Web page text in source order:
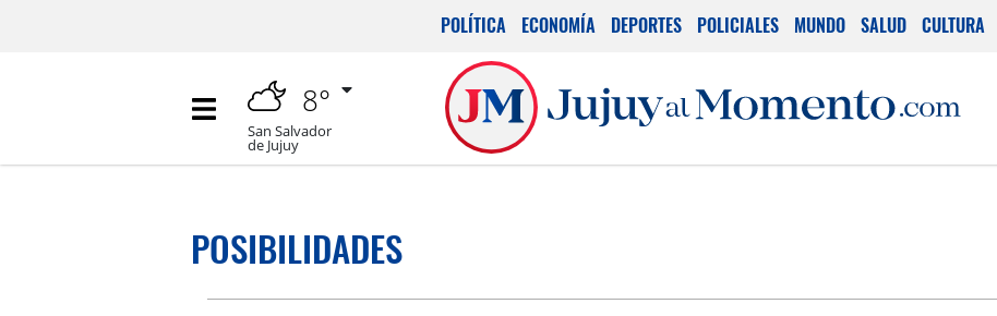
POLÍTICA ECONOMÍA DEPORTES POLICIALES MUNDO SALUD CULTURA
8°
San Salvador
de Jujuy
POSIBILIDADES